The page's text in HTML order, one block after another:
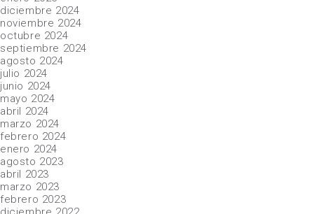
diciembre 2024
noviembre 2024
octubre 2024
septiembre 2024
agosto 2024
julio 2024
junio 2024
mayo 2024
abril 2024
marzo 2024
febrero 2024
enero 2024
agosto 2023
abril 2023
marzo 2023
febrero 2023